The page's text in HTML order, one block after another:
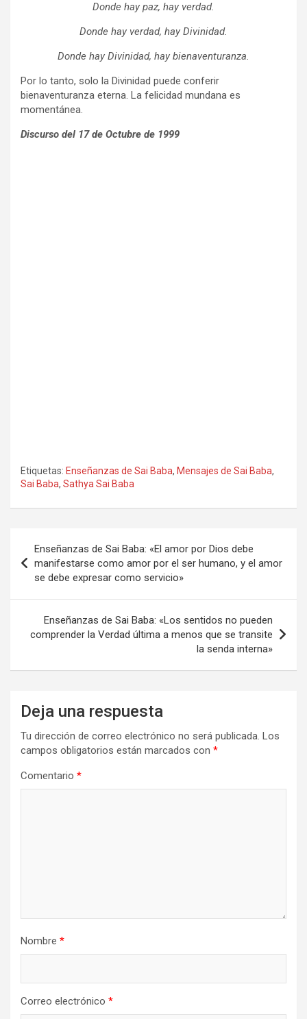
Donde hay paz, hay verdad.
Donde hay verdad, hay Divinidad.
Donde hay Divinidad, hay bienaventuranza.
Por lo tanto, solo la Divinidad puede conferir
bienaventuranza eterna. La felicidad mundana es
momentánea.
Discurso del 17 de Octubre de 1999
Etiquetas: Enseñanzas de Sai Baba, Mensajes de Sai Baba,
Sai Baba, Sathya Sai Baba
de
entradas
Enseñanzas de Sai Baba: «El amor por Dios debe
manifestarse como amor por el ser humano, y el amor
se debe expresar como servicio»
Enseñanzas de Sai Baba: «Los sentidos no pueden
comprender la Verdad última a menos que se transite
la senda interna»
Deja una respuesta
Tu dirección de correo electrónico no será publicada. Los
campos obligatorios están marcados con *
Comentario *
Nombre *
Correo electrónico *